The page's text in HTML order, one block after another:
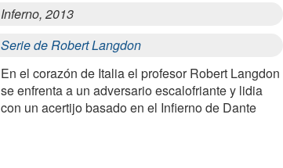
Inferno, 2013
Serie de Robert Langdon
En el corazón de Italia el profesor Robert Langdon
se enfrenta a un adversario escalofriante y lidia
con un acertijo basado en el Infierno de Dante